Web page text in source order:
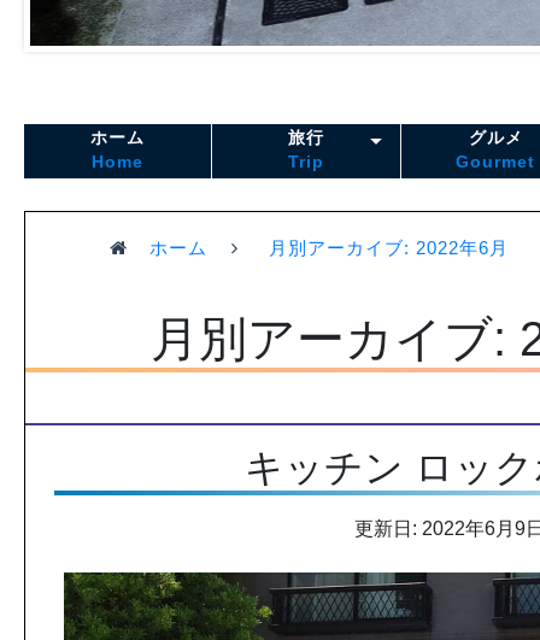
ホーム
Home
旅行
Trip
グルメ
Gourmet
ホーム 月別アーカイブ: 2022年6月
月別アーカイブ:
キッチン ロッ
更新日: 2022年6月9